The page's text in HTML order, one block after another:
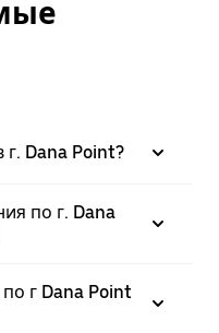
г. Dana Point?
по г. Dana
г Dana Point